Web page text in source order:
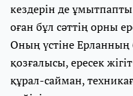
кездерін де
оған бұл сәттің орны
Оның үстіне Ерланның
қозғалысы, ересек
құрал-сайман,